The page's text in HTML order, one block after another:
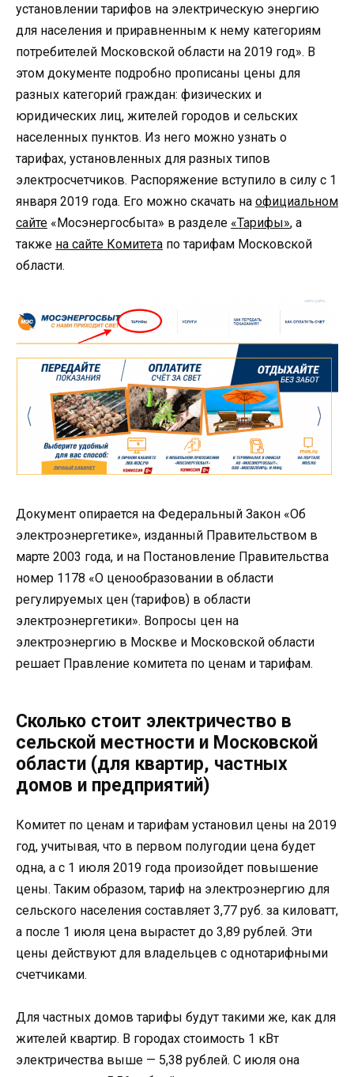
установлении тарифов на электрическую энергию
для населения и приравненным к нему категориям
потребителей Московской области на 2019 год». В
этом документе подробно прописаны цены для
разных категорий граждан: физических и
юридических лиц, жителей городов и сельских
населенных пунктов. Из него можно узнать о
тарифах, установленных для разных типов
электросчетчиков. Распоряжение вступило в силу с 1
января 2019 года. Его можно скачать на официальном
сайте «Мосэнергосбыта» в разделе «Тарифы», а
также на сайте Комитета по тарифам Московской
области.
Документ опирается на Федеральный Закон «Об
электроэнергетике», изданный Правительством в
марте 2003 года, и на Постановление Правительства
номер 1178 «О ценообразовании в области
регулируемых цен (тарифов) в области
электроэнергетики». Вопросы цен на
электроэнергию в Москве и Московской области
решает Правление комитета по ценам и тарифам.
Сколько стоит электричество в
сельской местности и Московской
области (для квартир, частных
домов и предприятий)
Комитет по ценам и тарифам установил цены на 2019
год, учитывая, что в первом полугодии цена будет
одна, а с 1 июля 2019 года произойдет повышение
цены. Таким образом, тариф на электроэнергию для
сельского населения составляет 3,77 руб. за киловатт,
а после 1 июля цена вырастет до 3,89 рублей. Эти
цены действуют для владельцев с однотарифными
счетчиками.
Для частных домов тарифы будут такими же, как для
жителей квартир. В городах стоимость 1 кВт
электричества выше — 5,38 рублей. С июля она